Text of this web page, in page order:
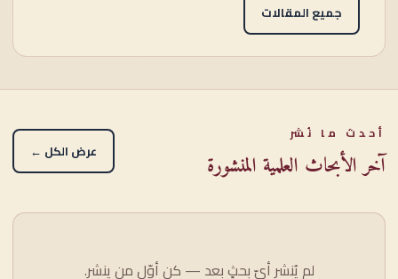
جميع المقالات
أحدث ما نُشر
آخر الأبحاث العلمية المنشورة عرض الكل ←
لم يُنشر أيّ بحثٍ بعد — كن أوّل من ينشر.